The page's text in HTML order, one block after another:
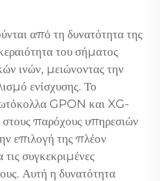
από τη δυνατότητα της
του σήματος
ινών, μειώνοντας την
ενίσχυσης. Το
GPON και XG-
παρόχους υπηρεσιών
επιλογή της πλέον
τις συγκεκριμένες
Αυτή η δυνατότητα